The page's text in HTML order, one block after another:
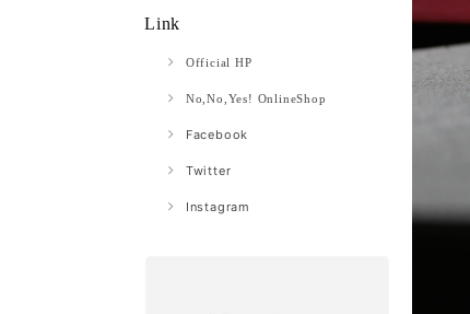
Link
Official HP
No,No,Yes! OnlineShop
Facebook
Twitter
Instagram